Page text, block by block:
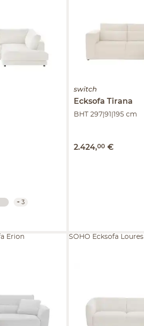
+3
switch
Ecksofa Tirana
BHT 297|91|195 cm
2.424,00 €
Erion SOHO Ecksofa Loures